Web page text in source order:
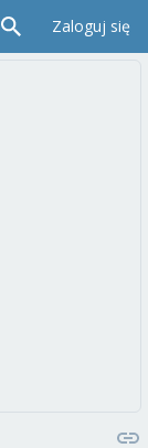
Zaloguj się